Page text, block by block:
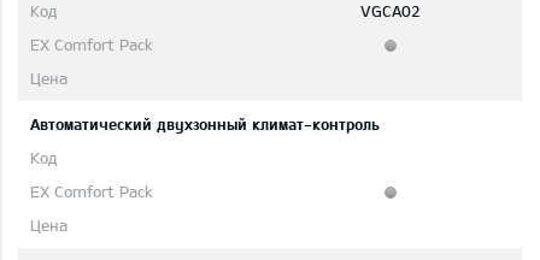
VGCA02
Автоматический двухзонный климат-контроль